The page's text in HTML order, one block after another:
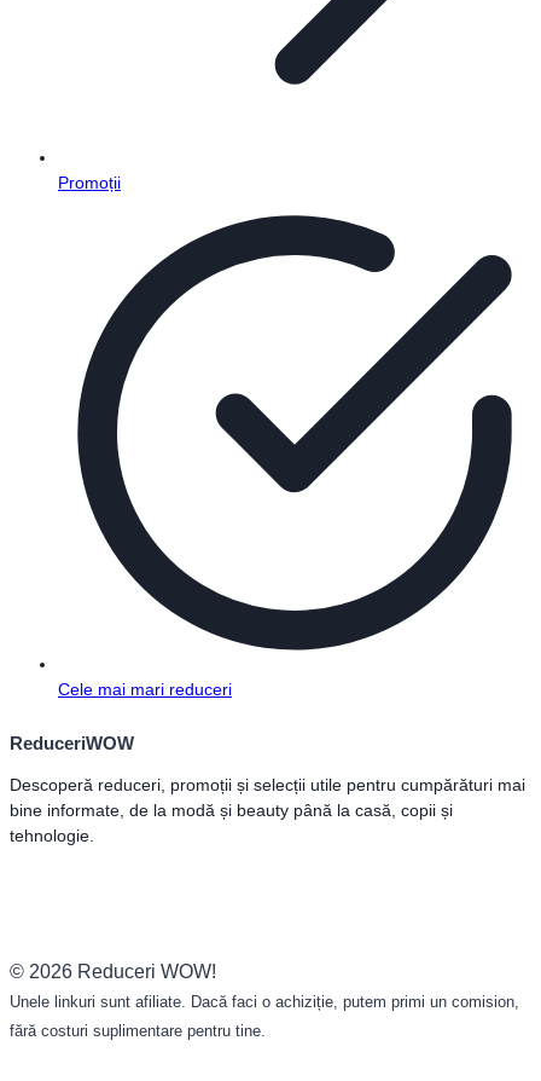
Promoții
Cele mai mari reduceri
ReduceriWOW
Descoperă reduceri, promoții și selecții utile pentru cumpărături mai
bine informate, de la modă și beauty până la casă, copii și
tehnologie.
© 2026 Reduceri WOW!
Unele linkuri sunt afiliate. Dacă faci o achiziție, putem primi un comision,
fără costuri suplimentare pentru tine.